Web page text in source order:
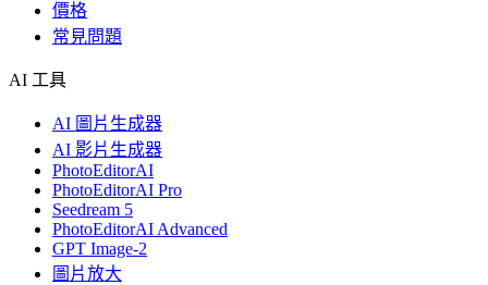
價格
常見問題
AI 工具
AI 圖片生成器
AI 影片生成器
PhotoEditorAI
PhotoEditorAI Pro
Seedream 5
PhotoEditorAI Advanced
GPT Image-2
圖片放大